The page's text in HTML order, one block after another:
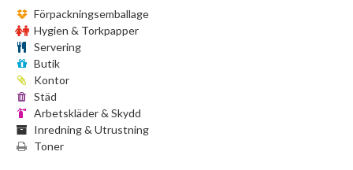
Förpackningsemballage
Hygien & Torkpapper
Servering
Butik
Kontor
Städ
Arbetskläder & Skydd
Inredning & Utrustning
Toner